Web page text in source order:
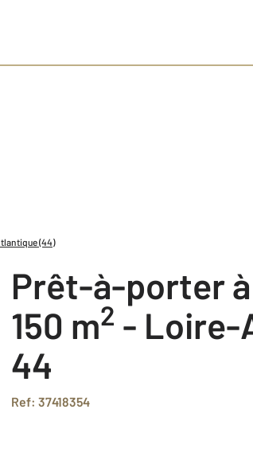
(44)
Prêt-à-porter
150 m2 - Loire-
44
Ref: 37418354